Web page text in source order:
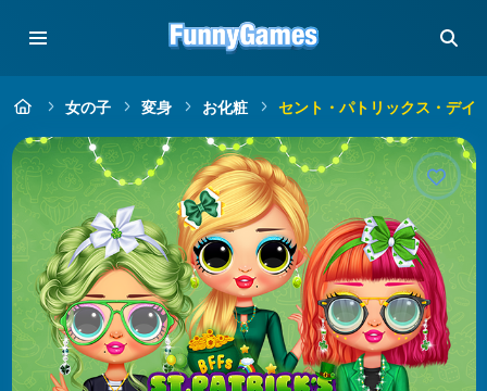
女の子 変身 お化粧 セント・パトリックス・デイ